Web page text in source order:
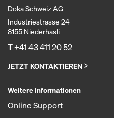
Doka Schweiz AG
Industriestrasse 24
8155 Niederhasli
T+41 43 411 20 52
JETZT KONTAKTIEREN
Weitere Informationen
Online Support